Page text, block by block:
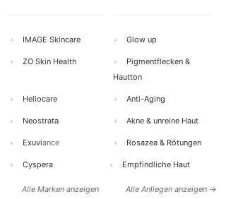
+ IMAGE Skincare + Glow up
+ ZO Skin Health + Pigmentflecken &
Hautton
+ Heliocare + Anti-Aging
+ Neostrata + Akne & unreine Haut
+ Exuviance + Rosazea & Rötungen
+ Cyspera + Empfindliche Haut
Alle Marken anzeigen
Alle Anliegen anzeigen →